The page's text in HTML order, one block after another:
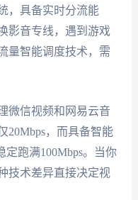
，具备实时分流能
影音专线，遇到游戏
量智能调度技术，需
微信视频和网易云音
20Mbps，而具备智能
定跑满100Mbps。当你
技术差异直接决定视